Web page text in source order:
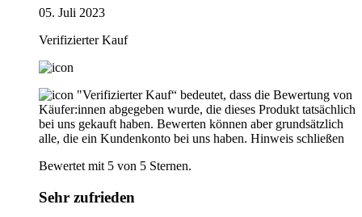
05. Juli 2023
Verifizierter Kauf
"Verifizierter Kauf“ bedeutet, dass die Bewertung von
Käufer:innen abgegeben wurde, die dieses Produkt tatsächlich
bei uns gekauft haben. Bewerten können aber grundsätzlich
alle, die ein Kundenkonto bei uns haben. Hinweis schließen
Bewertet mit 5 von 5 Sternen.
Sehr zufrieden